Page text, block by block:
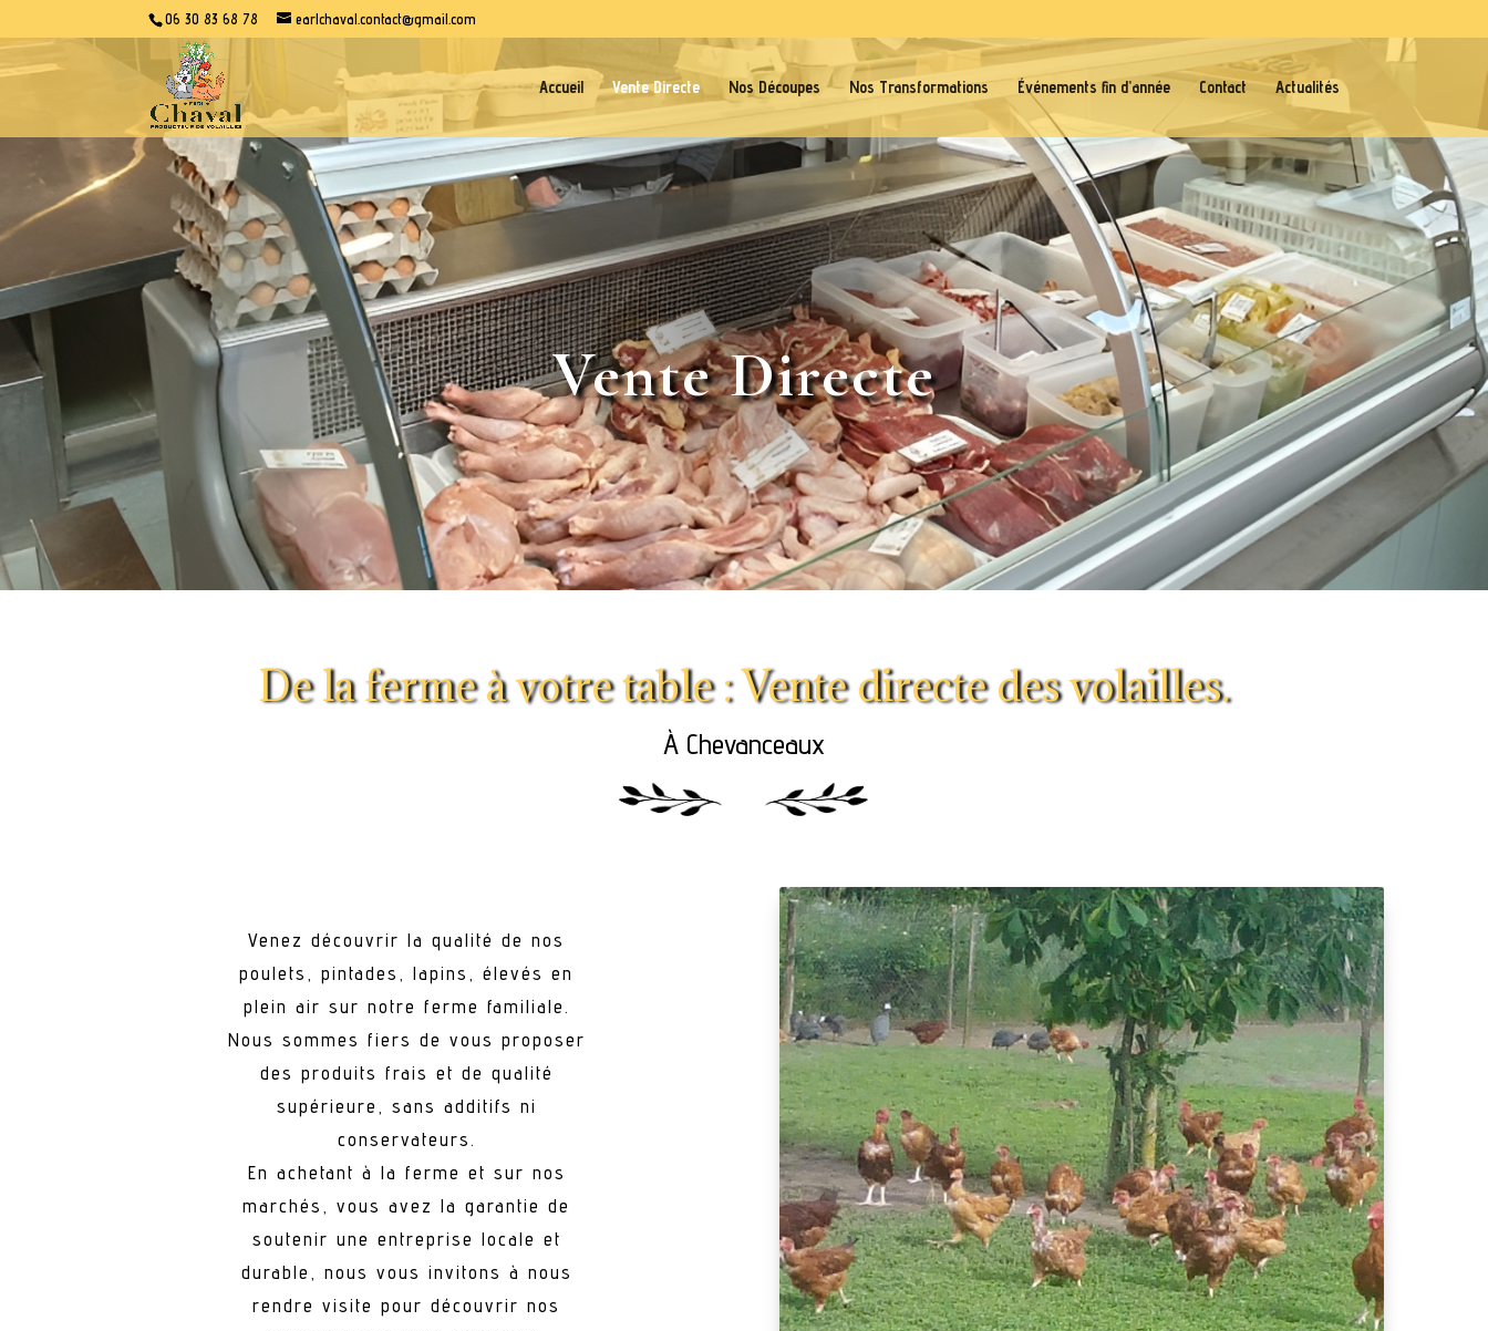
06 30 83 68 78 earlchaval.contact@gmail.com
Accueil Vente Directe Nos Découpes Nos Transformations Événements fin d’année Contact Actualités
Vente Directe
De la ferme à votre table : Vente directe des volailles.
À Chevanceaux
Venez découvrir la qualité de nos
poulets, pintades, lapins, élevés en
plein air sur notre ferme familiale.
Nous sommes fiers de vous proposer
des produits frais et de qualité
supérieure, sans additifs ni
conservateurs.
En achetant à la ferme et sur nos
marchés, vous avez la garantie de
soutenir une entreprise locale et
durable, nous vous invitons à nous
rendre visite pour découvrir nos